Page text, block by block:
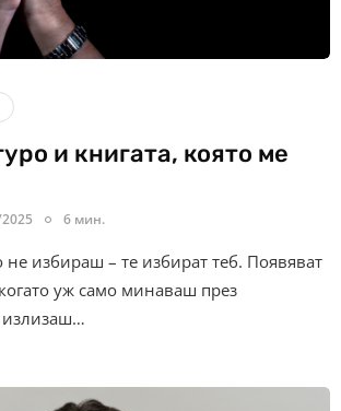
и книгата, която ме
6 мин.
избираш – те избират теб. Появяват
уж само минаваш през
излизаш…